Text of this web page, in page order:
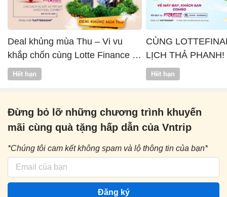
Deal khủng mùa Thu – Vi vu
khắp chốn cùng Lotte Finance x
Vntrip
Hết hạn
CÙNG
LỊCH THẢ PHANH!
Hết hạn
Đừng bỏ lỡ những chương trình khuyến
mãi cùng quà tặng hấp dẫn của Vntrip
*Chúng tôi cam kết không spam và lộ thông tin của bạn*
Đăng ký